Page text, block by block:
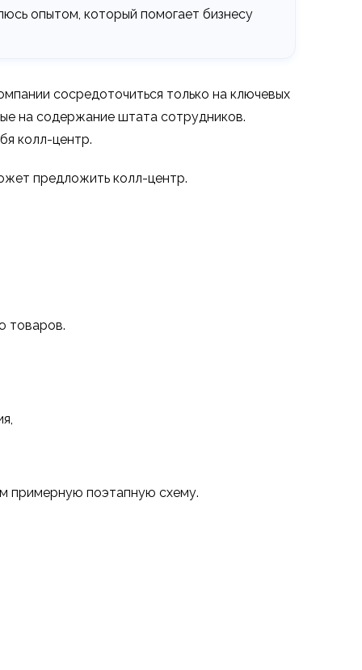
опытом, который помогает бизнесу
сосредоточиться только на ключевых
на содержание штата сотрудников.
колл-центр.
предложить колл-центр.
товаров.
примерную поэтапную схему.